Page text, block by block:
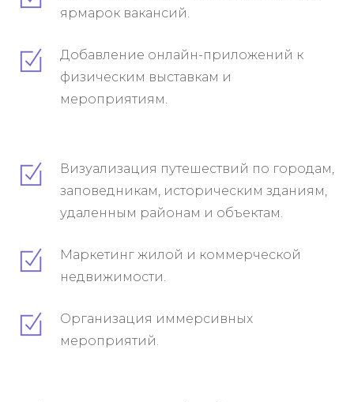
ярмарок вакансий.
Добавление онлайн-приложений к
физическим выставкам и
мероприятиям.
Визуализация путешествий по городам,
заповедникам, историческим зданиям,
удаленным районам и объектам.
Маркетинг жилой и коммерческой
недвижимости.
Организация иммерсивных
мероприятий.